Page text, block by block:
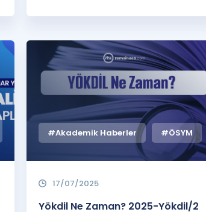
#Akademik Haberler #ÖSYM
17/07/2025
Yökdil Ne Zaman? 2025-Yökdil/2